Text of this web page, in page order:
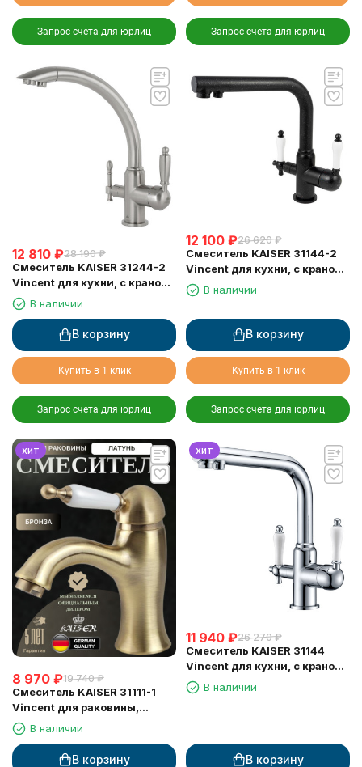
Запрос счета для юрлиц Запрос счета для юрлиц
12 810 ₽28 190 ₽
Смеситель KAISER 31244-2
Vincent для кухни, с краном
для питьевой воды, серебро
В наличии
В корзину
Купить в 1 клик
Запрос счета для юрлиц
12 100 ₽26 620 ₽
Смеситель KAISER 31144-2
Vincent для кухни, с краном
для питьевой воды, черный
мрамор
В наличии
В корзину
Купить в 1 клик
Запрос счета для юрлиц
хит
8 970 ₽19 740 ₽
Смеситель KAISER 31111-1
Vincent для раковины,
бронзовый
В наличии
В корзину
хит
11 940 ₽26 270 ₽
Смеситель KAISER 31144
Vincent для кухни, с краном
для питьевой воды, хром
В наличии
В корзину